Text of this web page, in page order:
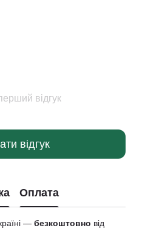
відгук
відгук
Оплата
— безкоштовно від